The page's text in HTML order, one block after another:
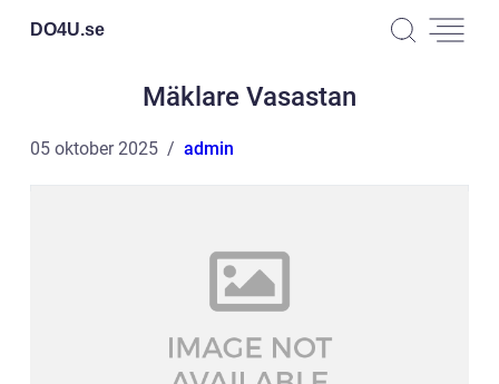
DO4U.se
Mäklare Vasastan
05 oktober 2025 admin